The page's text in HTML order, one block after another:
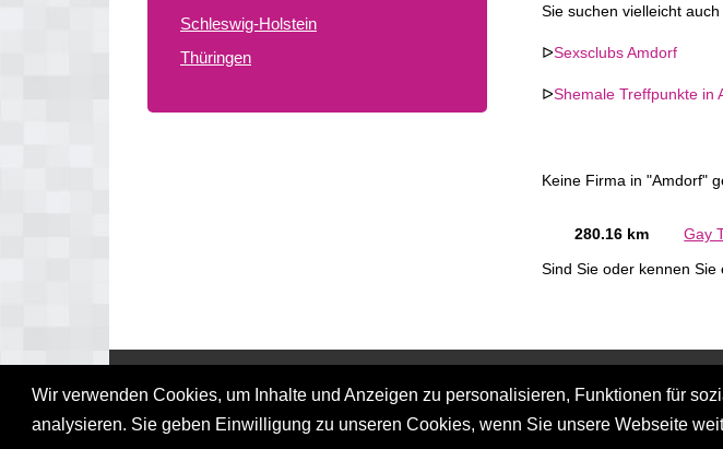
Wir verwenden Cookies, um Inhalte und Anzeigen zu personalisieren, Funktionen für
analysieren. Sie geben Einwilligung zu unseren Cookies, wenn Sie unsere Webseite
Schleswig-Holstein
Thüringen
Sie suchen vielleicht auch
ᐅSexsclubs Amdorf
ᐅShemale Treffpunkte in
Keine Firma in "Amdorf"
280.16 km Gay
Sind Sie oder kennen